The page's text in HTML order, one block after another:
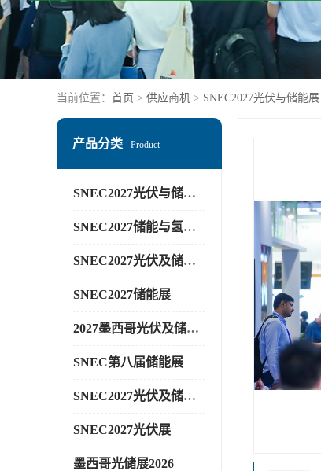
当前位置： 首页 > 供应商机 > SNEC2027光伏与储能展
产品分类 Product
SNEC2027光伏与储能展
SNEC2027储能与氢能展
SNEC2027光伏及储能展
SNEC2027储能展
2027墨西哥光伏及储能展
SNEC第八届储能展
SNEC2027光伏及储能展
SNEC2027光伏展
墨西哥光储展2026